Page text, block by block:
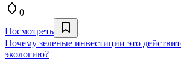
0
Посмотреть
Почему зеленые инвестиции это
экологию?